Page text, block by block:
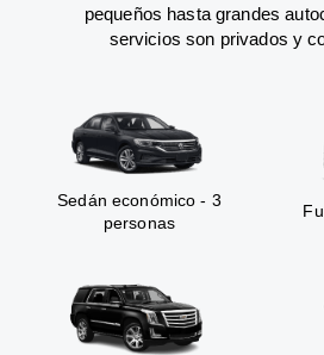
pequeños hasta grandes
servicios son privados y
Sedán económico - 3
personas